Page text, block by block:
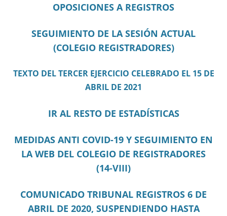
OPOSICIONES A REGISTROS
SEGUIMIENTO DE LA SESIÓN ACTUAL
(COLEGIO REGISTRADORES)
TEXTO DEL TERCER EJERCICIO CELEBRADO EL 15 DE
ABRIL DE 2021
IR AL RESTO DE ESTADÍSTICAS
MEDIDAS ANTI COVID-19 Y SEGUIMIENTO EN
LA WEB DEL COLEGIO DE REGISTRADORES
(14-VIII)
COMUNICADO TRIBUNAL REGISTROS 6 DE
ABRIL DE 2020, SUSPENDIENDO HASTA